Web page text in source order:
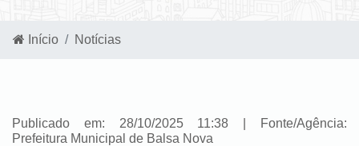
Início Notícias
Publicado em: 28/10/2025 11:38 | Fonte/Agência:
Prefeitura Municipal de Balsa Nova